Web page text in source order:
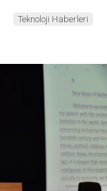
Teknoloji Haberleri